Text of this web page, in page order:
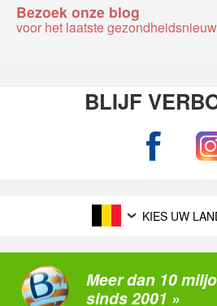
Bezoek onze blog
voor het laatste
BLIJF
KIES UW
Meer dan 10
sinds 2001 »